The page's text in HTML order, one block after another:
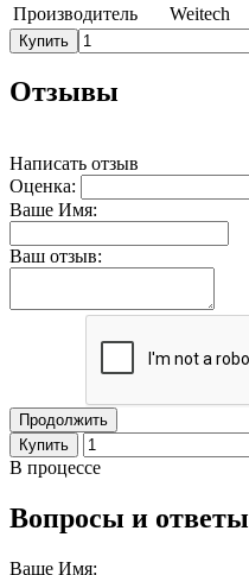
Производитель
Weitech
Купить
Отзывы
Написать отзыв
Оценка:
Ваше Имя:
Ваш отзыв:
Продолжить
Купить
В процессе
Вопросы и ответы
Ваше Имя: